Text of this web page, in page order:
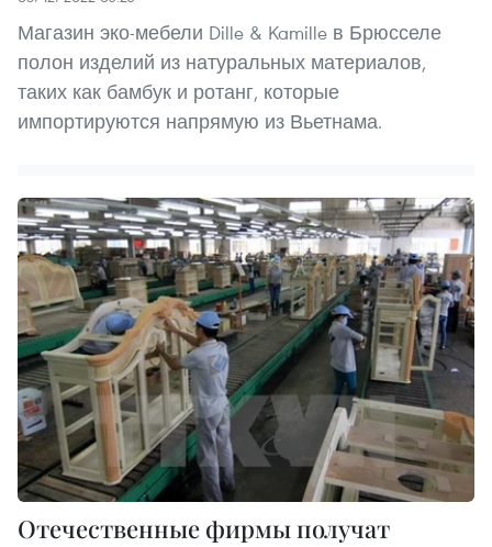
Магазин эко-мебели Dille & Kamille в Брюсселе
полон изделий из натуральных материалов,
таких как бамбук и ротанг, которые
импортируются напрямую из Вьетнама.
Отечественные фирмы получат